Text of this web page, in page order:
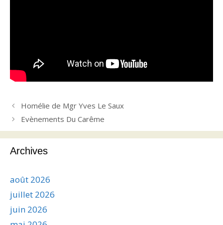
Homélie de Mgr Yves Le Saux
Evènements Du Carême
Archives
août 2026
juillet 2026
juin 2026